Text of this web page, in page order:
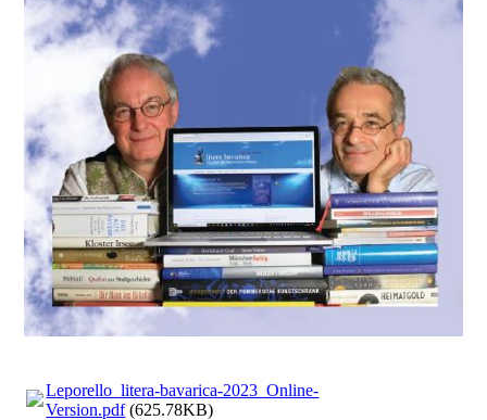
Leporello_litera-bavarica-2023_Online-
Version.pdf(625.78KB)